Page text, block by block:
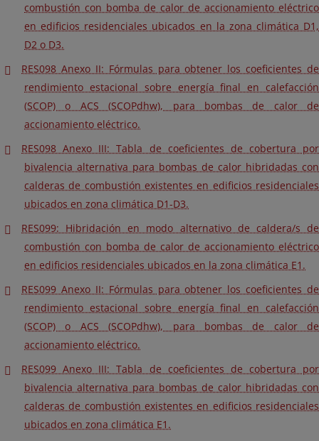
combustión con bomba de calor de accionamiento eléctrico
en edificios residenciales ubicados en la zona climática D1,
D2 o D3.
RES098 Anexo II: Fórmulas para obtener los coeficientes de
rendimiento estacional sobre energía final en calefacción
(SCOP) o ACS (SCOPdhw), para bombas de calor de
accionamiento eléctrico.
RES098 Anexo III: Tabla de coeficientes de cobertura por
bivalencia alternativa para bombas de calor hibridadas con
calderas de combustión existentes en edificios residenciales
ubicados en zona climática D1-D3.
RES099: Hibridación en modo alternativo de caldera/s de
combustión con bomba de calor de accionamiento eléctrico
en edificios residenciales ubicados en la zona climática E1.
RES099 Anexo II: Fórmulas para obtener los coeficientes de
rendimiento estacional sobre energía final en calefacción
(SCOP) o ACS (SCOPdhw), para bombas de calor de
accionamiento eléctrico.
RES099 Anexo III: Tabla de coeficientes de cobertura por
bivalencia alternativa para bombas de calor hibridadas con
calderas de combustión existentes en edificios residenciales
ubicados en zona climática E1.